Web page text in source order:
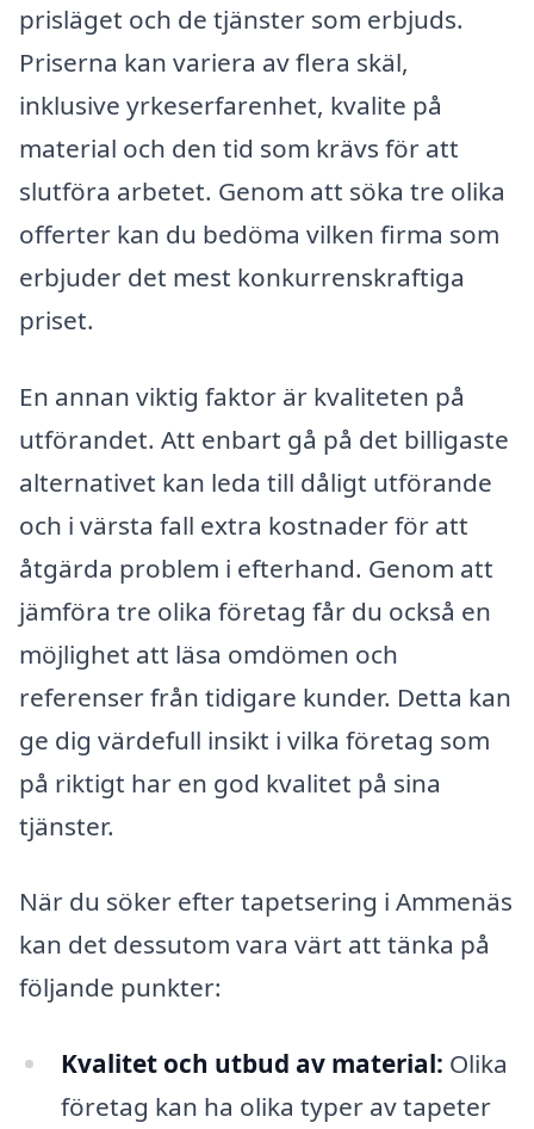
prisläget och de tjänster som erbjuds.
Priserna kan variera av flera skäl,
inklusive yrkeserfarenhet, kvalite på
material och den tid som krävs för att
slutföra arbetet. Genom att söka tre olika
offerter kan du bedöma vilken firma som
erbjuder det mest konkurrenskraftiga
priset.
En annan viktig faktor är kvaliteten på
utförandet. Att enbart gå på det billigaste
alternativet kan leda till dåligt utförande
och i värsta fall extra kostnader för att
åtgärda problem i efterhand. Genom att
jämföra tre olika företag får du också en
möjlighet att läsa omdömen och
referenser från tidigare kunder. Detta kan
ge dig värdefull insikt i vilka företag som
på riktigt har en god kvalitet på sina
tjänster.
När du söker efter tapetsering i Ammenäs
kan det dessutom vara värt att tänka på
följande punkter:
Kvalitet och utbud av material: Olika
företag kan ha olika typer av tapeter